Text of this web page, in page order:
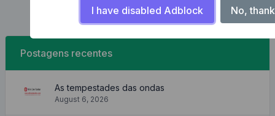
Postagens recentes
As tempestades das ondas
August 6, 2026
I have disabled Adblock No,